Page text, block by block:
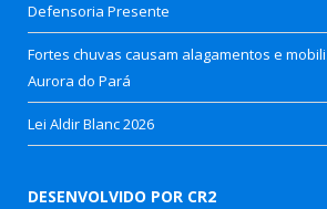
Defensoria Presente
Fortes chuvas causam alagamentos e
Aurora do Pará
Lei Aldir Blanc 2026
DESENVOLVIDO POR CR2